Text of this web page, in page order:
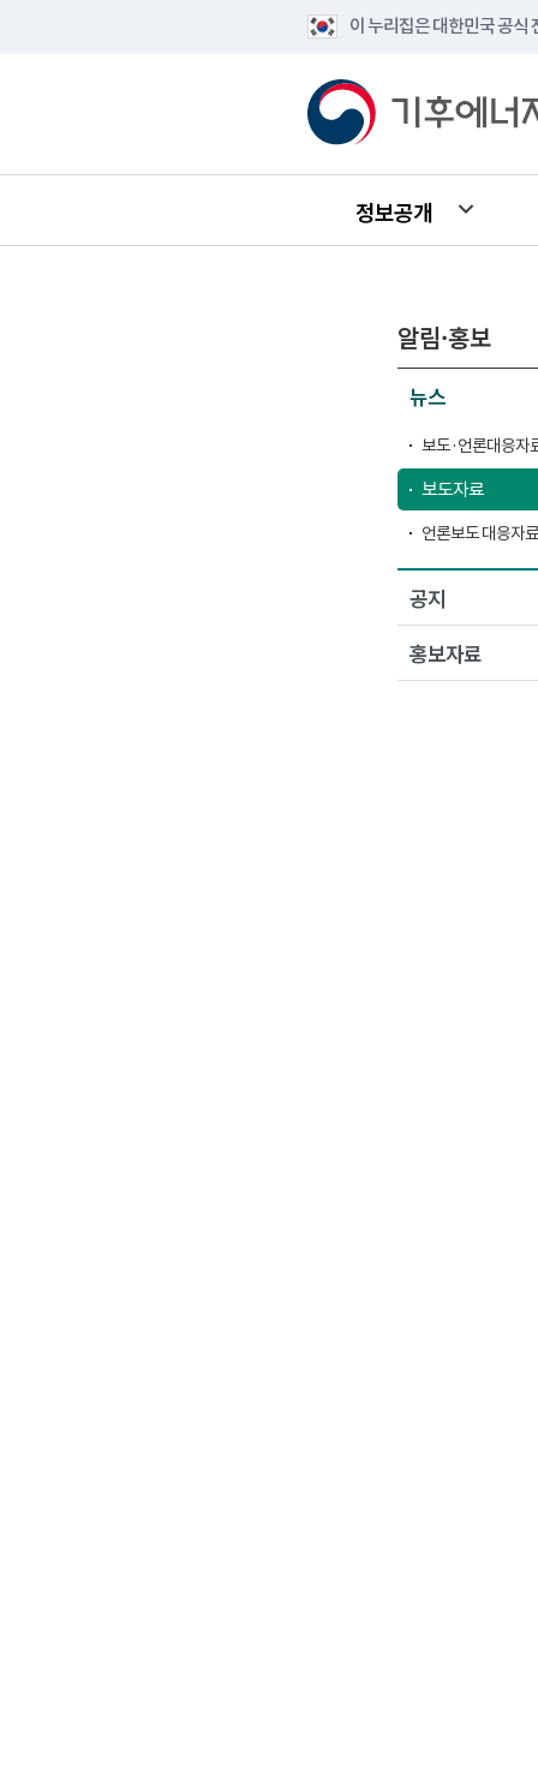
이 누리집은 대한민국 공식
정보공개
알림·홍보
뉴스
보도·언론대응자
보도자료
언론보도 대응자료
공지
홍보자료